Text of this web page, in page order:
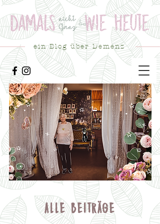
ein Blog über Demenz
ALLE BEITRÄGE